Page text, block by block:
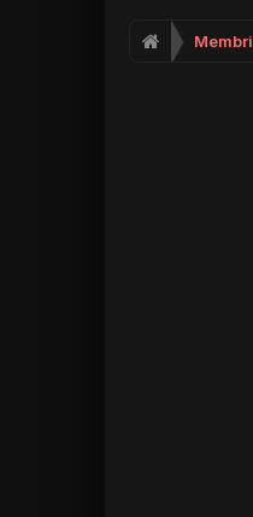
Membri